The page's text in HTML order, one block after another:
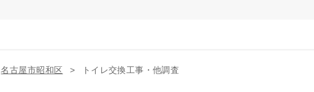
名古屋市昭和区 トイレ交換工事・他調査